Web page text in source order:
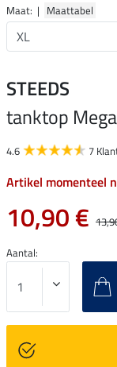
Maat: | Maattabel
STEEDS
tanktop
4.6 7
Artikel momenteel
10,90 €
Aantal: